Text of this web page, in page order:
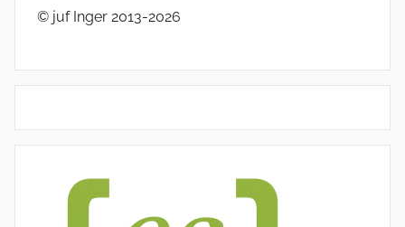
© juf Inger 2013-2026